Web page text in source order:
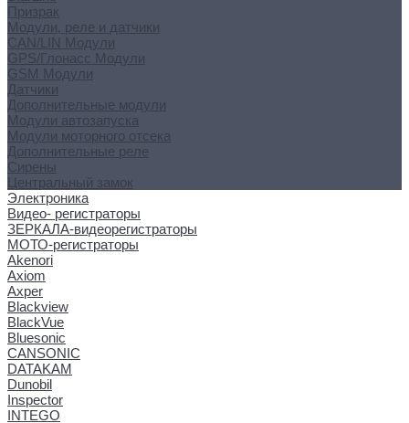
Призрак
Модули, реле и датчики
CAN/LIN Модули
GPS/Глонасс Модули
GSM Модули
Датчики
Дополнительные модули
Модули автозапуска
Модули моторного отсека
Дополнительные реле
Сирены
Центральный замок
Электроника
Видео- регистраторы
ЗЕРКАЛА-видеорегистраторы
МОТО-регистраторы
Akenori
Axiom
Axper
Blackview
BlackVue
Bluesonic
CANSONIC
DATAKAM
Dunobil
Inspector
INTEGO